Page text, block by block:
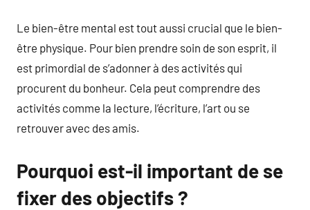
Le bien-être mental est tout aussi crucial que le bien-
être physique. Pour bien prendre soin de son esprit, il
est primordial de s’adonner à des activités qui
procurent du bonheur. Cela peut comprendre des
activités comme la lecture, l’écriture, l’art ou se
retrouver avec des amis.
Pourquoi est-il important de se
fixer des objectifs ?